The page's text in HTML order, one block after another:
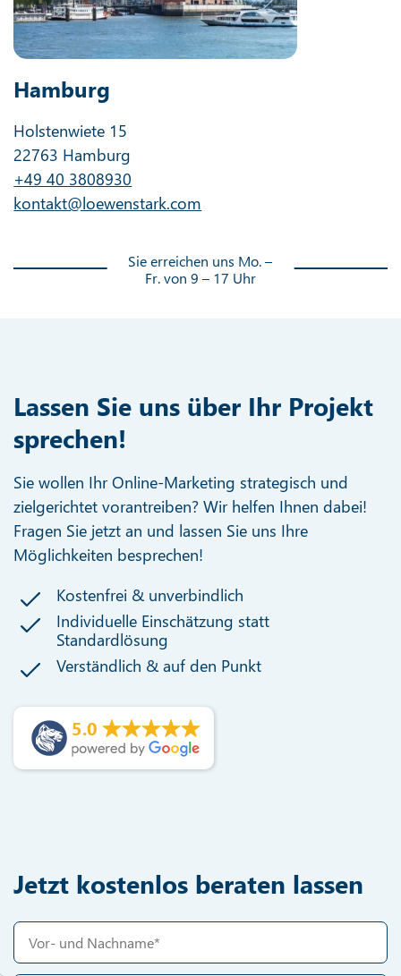
Hamburg
Holstenwiete 15
22763 Hamburg
+49 40 3808930
kontakt@loewenstark.com
Sie erreichen uns Mo. –
Fr. von 9 – 17 Uhr
Lassen Sie uns über Ihr Projekt
sprechen!
Sie wollen Ihr Online-Marketing strategisch und
zielgerichtet vorantreiben? Wir helfen Ihnen dabei!
Fragen Sie jetzt an und lassen Sie uns Ihre
Möglichkeiten besprechen!
Kostenfrei & unverbindlich
Individuelle Einschätzung statt
Standardlösung
Verständlich & auf den Punkt
5.0
Jetzt kostenlos beraten lassen